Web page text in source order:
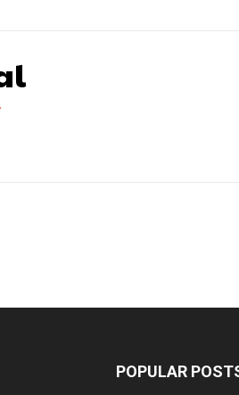
POPULAR